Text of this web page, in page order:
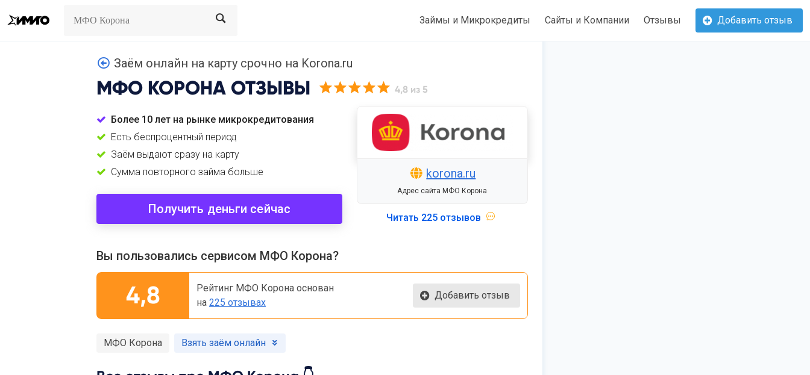
Search Займы и Микрокредиты Сайты и Компании Отзывы Добавить отзыв
Заём онлайн на карту срочно на Korona.ru
МФО КОРОНА ОТЗЫВЫ 4,8 из 5
Более 10 лет на рынке микрокредитования
Есть беспроцентный период
Заём выдают сразу на карту
Сумма повторного займа больше
Получить деньги сейчас
korona.ru
Адрес сайта МФО Корона
Читать 225 отзывов
Вы пользовались сервисом МФО Корона?
4,8
Рейтинг МФО Корона основан
на 225 отзывах
Добавить отзыв
МФО Корона Взять заём онлайн